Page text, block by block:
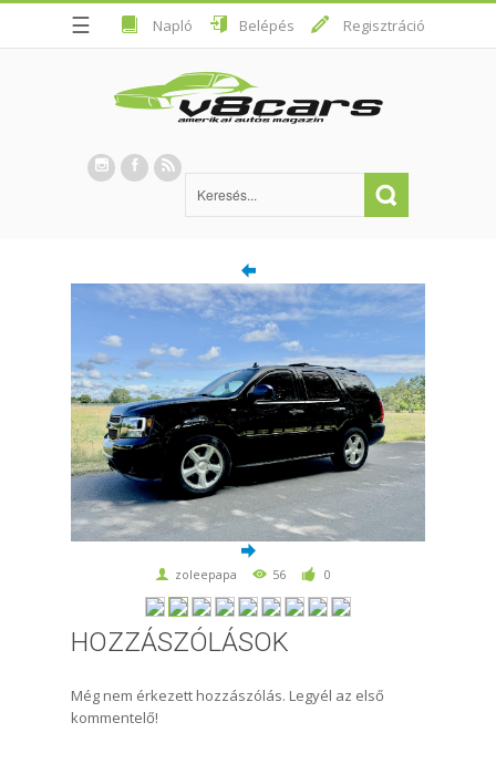
☰ Napló Belépés Regisztráció
zoleepapa 56 0
HOZZÁSZÓLÁSOK
Még nem érkezett hozzászólás. Legyél az első
kommentelő!